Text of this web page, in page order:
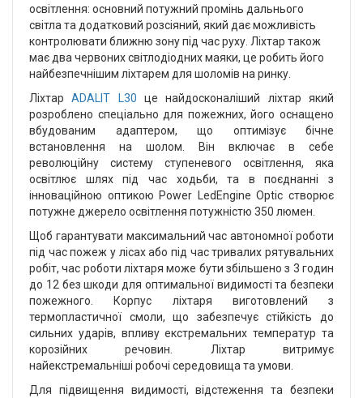
освітлення: основний потужний промінь дальнього
світла та додатковий розсіяний, який дає можливість
контролювати ближню зону під час руху. Ліхтар також
має два червоних світлодіодних маяки, це робить його
найбезпечнішим ліхтарем для шоломів на ринку.
ЛіхтарADALIT L30 це найдосконаліший ліхтар який
розроблено спеціально для пожежних, його оснащено
вбудованим адаптером, що оптимізує бічне
встановлення на шолом. Він включає в себе
революційну систему ступеневого освітлення, яка
освітлює шлях під час ходьби, та в поєднанні з
інноваційною оптикою Power LedEngine Optic створює
потужне джерело освітлення потужністю 350 люмен.
Щоб гарантувати максимальний час автономної роботи
під час пожеж у лісах або під час тривалих рятувальних
робіт, час роботи ліхтаря може бути збільшено з 3 годин
до 12 без шкоди для оптимальної видимості та безпеки
пожежного. Корпус ліхтаря виготовлений з
термопластичної смоли, що забезпечує стійкість до
сильних ударів, впливу екстремальних температур та
корозійних речовин. Ліхтар витримує
найекстремальніші робочі середовища та умови.
Для підвищення видимості, відстеження та безпеки